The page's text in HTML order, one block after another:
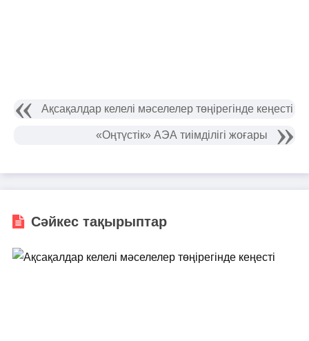
Ақсақалдар келелі мәселелер төңірегінде кеңесті
«Оңтүстік» АЭА тиімділігі жоғары
Сәйкес тақырыптар